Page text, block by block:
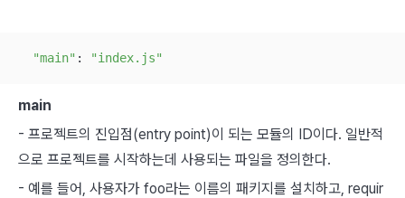
"main" : "index.js"
main
- 프로젝트의 진입점(entry point)이 되는 모듈의 ID이다. 일반적
으로 프로젝트를 시작하는데 사용되는 파일을 정의한다.
- 예를 들어, 사용자가 foo라는 이름의 패키지를 설치하고, requir